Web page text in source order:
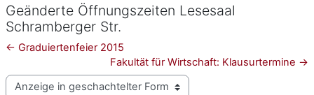
Geänderte Öffnungszeiten Lesesaal
Schramberger Str.
← Graduiertenfeier 2015
Fakultät für Wirtschaft: Klausurtermine →
Anzeigemodus